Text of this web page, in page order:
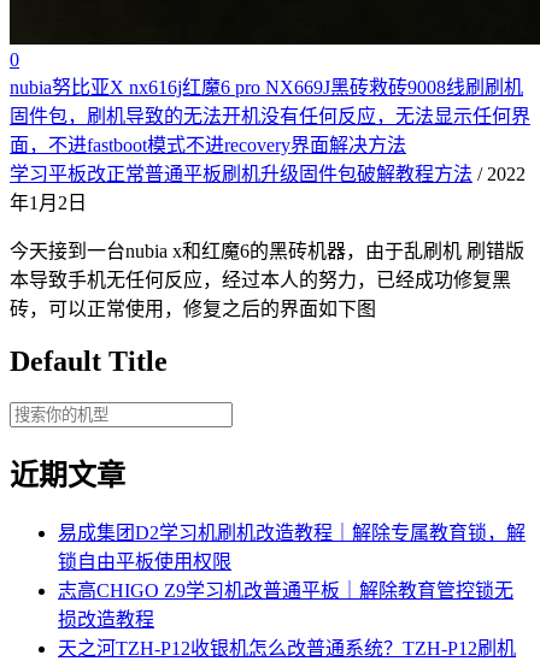
0
nubia努比亚X nx616j红魔6 pro NX669J黑砖救砖9008线刷刷机
固件包，刷机导致的无法开机没有任何反应，无法显示任何界
面，不进fastboot模式不进recovery界面解决方法
学习平板改正常普通平板刷机升级固件包破解教程方法 / 2022
年1月2日
今天接到一台nubia x和红魔6的黑砖机器，由于乱刷机 刷错版
本导致手机无任何反应，经过本人的努力，已经成功修复黑
砖，可以正常使用，修复之后的界面如下图
Default Title
近期文章
易成集团D2学习机刷机改造教程｜解除专属教育锁，解
锁自由平板使用权限
志高CHIGO Z9学习机改普通平板｜解除教育管控锁无
损改造教程
天之河TZH-P12收银机怎么改普通系统？TZH-P12刷机